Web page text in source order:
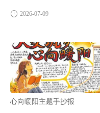
2026-07-09
心向暖阳主题手抄报